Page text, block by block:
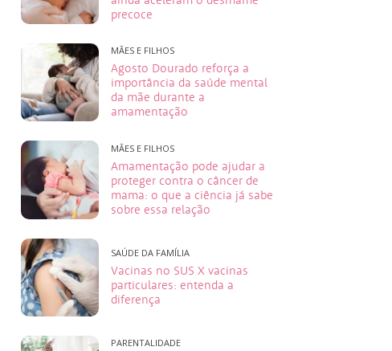
precoce
MÃES E FILHOS
Agosto Dourado reforça a
importância da saúde mental
da mãe durante a
amamentação
MÃES E FILHOS
Amamentação pode ajudar a
proteger contra o câncer de
mama: o que a ciência já sabe
sobre essa relação
SAÚDE DA FAMÍLIA
Vacinas no SUS X vacinas
particulares: entenda a
diferença
PARENTALIDADE